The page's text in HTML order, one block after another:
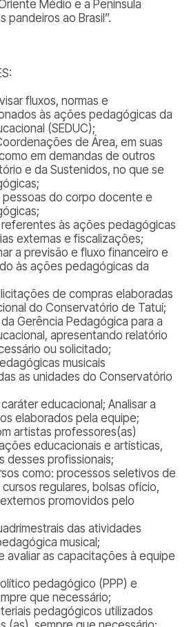
Médio e a Península
pandeiros ao Brasil”.
fluxos, normas e
às ações pedagógicas da
(SEDUC);
de Área, em suas
em demandas de outros
e da Sustenidos, no que se
pessoas do corpo docente e
às ações pedagógicas
externas e fiscalizações;
a previsão e fluxo financeiro e
às ações pedagógicas da
de compras elaboradas
do Conservatório de Tatuí;
Gerência Pedagógica para a
apresentando relatório
ou solicitado;
musicais
as unidades do Conservatório
educacional; Analisar a
elaborados pela equipe;
artistas professores(as)
educacionais e artísticas,
desses profissionais;
como: processos seletivos de
regulares, bolsas ofício,
promovidos pelo
das atividades
musical;
avaliar as capacitações à equipe
pedagógico (PPP) e
que necessário;
pedagógicos utilizados